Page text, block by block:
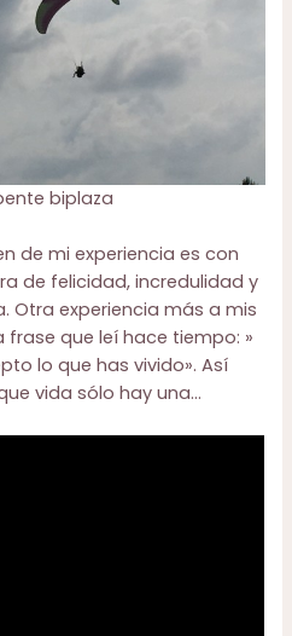
de mi experiencia es con
de felicidad, incredulidad y
Otra experiencia más a mis
que leí hace tiempo: »
lo que has vivido». Así
vida sólo hay una…